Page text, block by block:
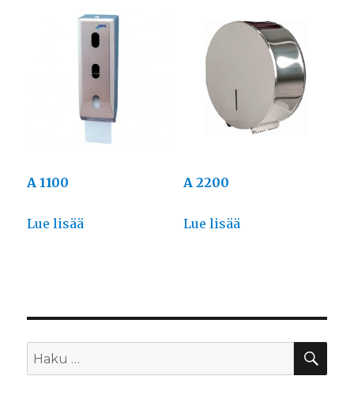
A 1100
Lue lisää
A 2200
Lue lisää
Etsi: